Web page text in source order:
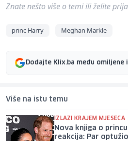
Znate nešto više o temi ili želite
princ Harry Meghan Markle
Dodajte Klix.ba među omiljene
Više na istu temu
IZLAZI KRAJEM MJESECA
Nova knjiga o
reakcija: Par